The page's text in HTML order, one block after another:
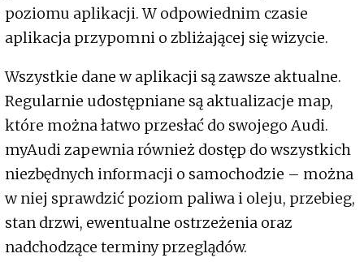
poziomu aplikacji. W odpowiednim czasie
aplikacja przypomni o zbliżającej się wizycie.
Wszystkie dane w aplikacji są zawsze aktualne.
Regularnie udostępniane są aktualizacje map,
które można łatwo przesłać do swojego Audi.
myAudi zapewnia również dostęp do wszystkich
niezbędnych informacji o samochodzie – można
w niej sprawdzić poziom paliwa i oleju, przebieg,
stan drzwi, ewentualne ostrzeżenia oraz
nadchodzące terminy przeglądów.